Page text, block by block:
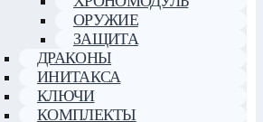
ОРУЖИЕ
ЗАЩИТА
ДРАКОНЫ
ИНИТАКСА
КЛЮЧИ
КОМПЛЕКТЫ